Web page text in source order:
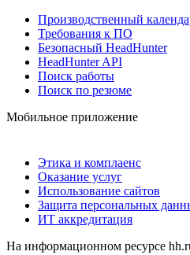
Производственный
Требования к ПО
Безопасный HeadHunter
HeadHunter API
Поиск работы
Поиск по резюме
Мобильное приложение
Этика и комплаенс
Оказание услуг
Использование сайтов
Защита персональных
ИТ аккредитация
На информационном ресурсе